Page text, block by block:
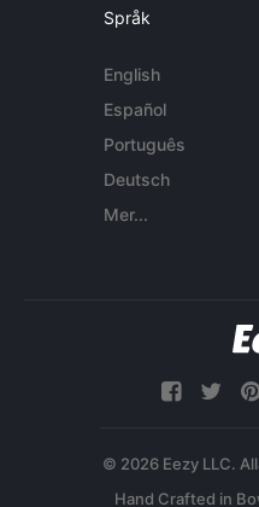
Språk
English
Español
Português
Deutsch
Mer...
© 2026 Eezy LLC.